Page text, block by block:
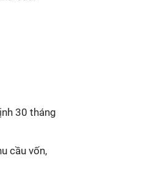
30 tháng
cầu vốn,